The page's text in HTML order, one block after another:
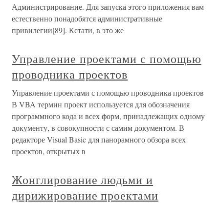
Администрирование. Для запуска этого приложения вам
естественно понадобятся административные
привилегии[89]. Кстати, в это же
Управление проектами с помощью
проводника проектов
Управление проектами с помощью проводника проектов
В VBA термин проект используется для обозначения
программного кода и всех форм, принадлежащих одному
документу, в совокупности с самим документом. В
редакторе Visual Basic для панорамного обзора всех
проектов, открытых в
Жонглирование людьми и
дирижирование проектами